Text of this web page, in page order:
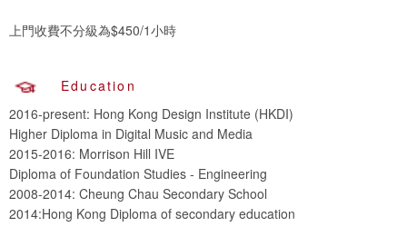
上門收費不分級為$450/1小時
Education
2016-present: Hong Kong Design Institute (HKDI)
Higher Diploma in Digital Music and Media
2015-2016: Morrison Hill IVE
Diploma of Foundation Studies - Engineering
2008-2014: Cheung Chau Secondary School
2014:Hong Kong Diploma of secondary education